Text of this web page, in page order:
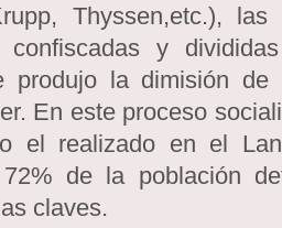
Thyssen,etc.),
confiscadas y
produjo la dimisión de
En este proceso
el realizado en el
de la población
claves.